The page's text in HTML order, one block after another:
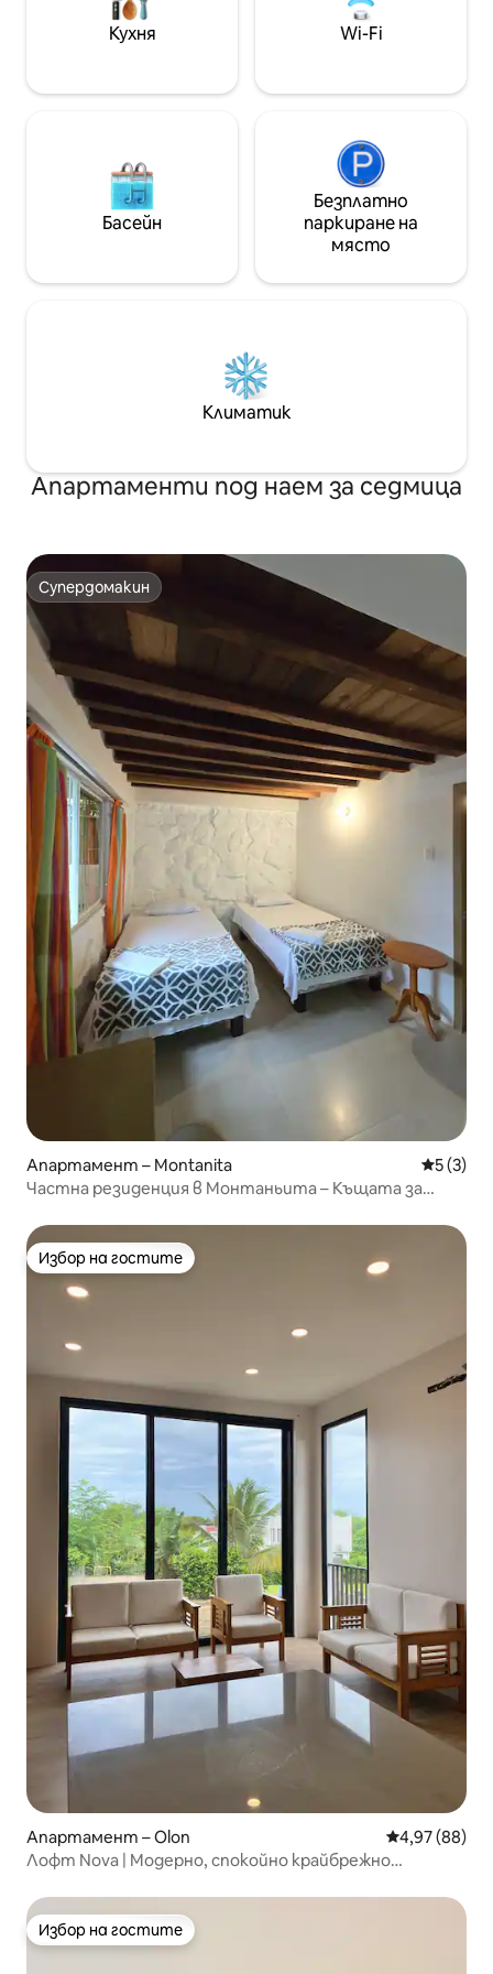
зала и лесен достъп до плажа –
идеална за спокоен и сигурен
Кухня Wi-Fi
Басейн
Безплатно
паркиране на
място
Климатик
Апартаменти под наем за седмица
Супердомакин
Супердомакин
Апартамент – Montanita Средна
5 (3)
Частна резиденция в Монтаньита – Къщата за
Избор на гостите
Избор на гостите
Апартамент – Olon Средна
4,97 (88)
Лофт Nova | Модерно, спокойно крайбрежно
Избор на гостите
Избор на гостите